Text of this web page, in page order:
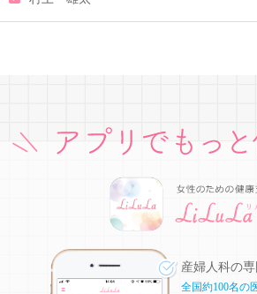
産婦人科の
全国約100名の